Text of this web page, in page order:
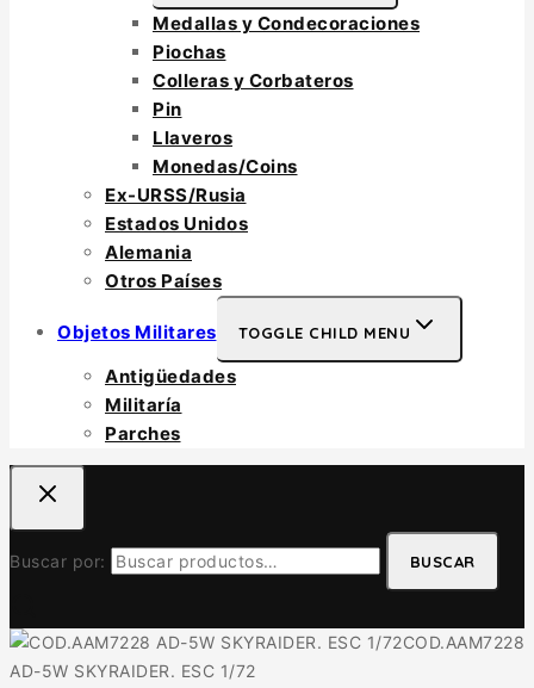
Medallas y Condecoraciones
Piochas
Colleras y Corbateros
Pin
Llaveros
Monedas/Coins
Ex-URSS/Rusia
Estados Unidos
Alemania
Otros Países
Objetos Militares TOGGLE CHILD MENU
Antigüedades
Militaría
Parches
Buscar por: BUSCAR
COD.AAM7228
AD-5W SKYRAIDER. ESC 1/72